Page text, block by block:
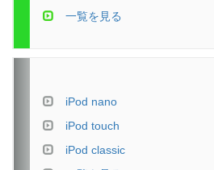
一覧を見る
iPod nano
iPod touch
iPod classic